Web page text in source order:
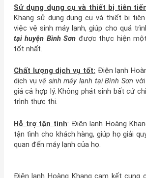
Sử dụng dụng cụ và thiết bị tiên
Khang sử dụng dụng cụ và thiết bị
việc vệ sinh máy lạnh, giúp cho quá
tại huyện Bình Sơn được thực hiện
tốt nhất.
Chất lượng dịch vụ tốt: Điện lạnh
dịch vụvệ sinh máy lạnh tại Bình Sơn
giá cả hợp lý. Không phát sinh bất cứ
trình thực thi.
Hỗ trợ tận tình: Điện lạnh Hoàng
tận tình cho khách hàng, giúp họ giải
quan đến máy lạnh của họ.
Điện lạnh Hoàng Khang cam kết cung